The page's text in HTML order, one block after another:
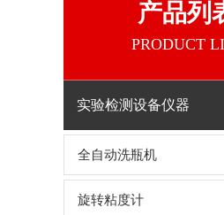
产品列
PRODUCT
实验检测设备仪器
全自动洗瓶机
旋转粘度计